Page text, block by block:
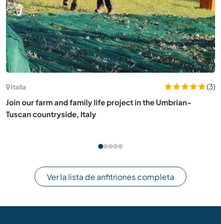
Australia
(1)
Join our family in the beautiful Sunshine Coast hinterland,
Australia
Ver la lista de anfitriones completa